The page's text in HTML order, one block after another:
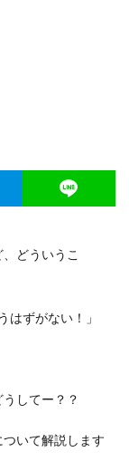
どういうこ
はずがない！」
してー？？
いて解説します